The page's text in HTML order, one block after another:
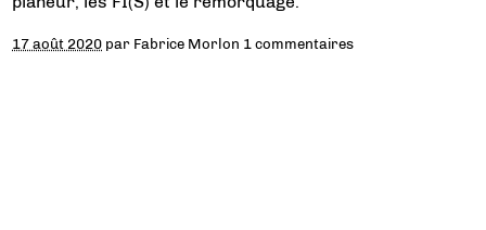
17 août 2020 par Fabrice Morlon 1 commentaires